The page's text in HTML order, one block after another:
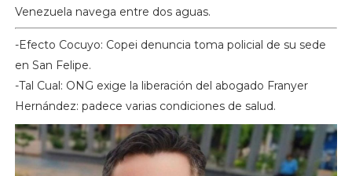
Venezuela navega entre dos aguas.
-Efecto Cocuyo: Copei denuncia toma policial de su sede
en San Felipe.
-Tal Cual: ONG exige la liberación del abogado Franyer
Hernández: padece varias condiciones de salud.